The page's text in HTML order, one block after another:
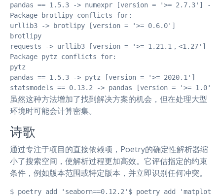
pandas == 1.5.3 -> numexpr [version = '>= 2.7.3'] ->
Package brotlipy conflicts for:
urllib3 -> brotlipy [version = '>= 0.6.0']
brotlipy
requests -> urllib3 [version = '>= 1.21.1，<1.27']
Package pytz conflicts for:
pytz
pandas == 1.5.3 -> pytz [version = '>= 2020.1']
statsmodels == 0.13.2 -> pandas [version = '>=
虽然这种方法增加了找到解决方案的机会，但在处理大型
环境时可能会计算密集。
诗歌
通过专注于项目的直接依赖项，Poetry的确定性解析器缩
小了搜索空间，使解析过程更加高效。它评估指定的约束
条件，例如版本范围或特定版本，并立即识别任何冲突。
$ poetry add 'seaborn==0.12.2'$ poetry add